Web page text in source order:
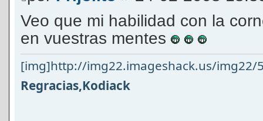
Veo que mi habilidad con la
en vuestras mentes
[img]http://img22.imageshack.us/
Regracias,Kodiack